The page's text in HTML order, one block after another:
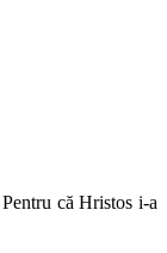
că Hristos i-a